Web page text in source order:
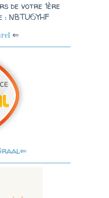
de votre 1ère
: NBTU6YHF
⇐